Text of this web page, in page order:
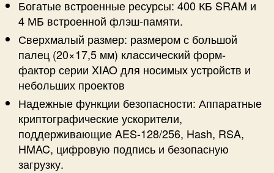
Богатые встроенные ресурсы: 400 КБ SRAM и
4 МБ встроенной флэш-памяти.
Сверхмалый размер: размером с большой
палец (20×17,5 мм) классический форм-
фактор серии XIAO для носимых устройств и
небольших проектов
Надежные функции безопасности: Аппаратные
криптографические ускорители,
поддерживающие AES-128/256, Hash, RSA,
HMAC, цифровую подпись и безопасную
загрузку.